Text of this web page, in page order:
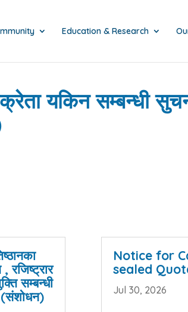
Education & Research
यकिन सम्बन्धी
, रजिष्ट्रार
सम्बन्धी
(संशोधन)
Notice for
sealed
Jul 30, 2026